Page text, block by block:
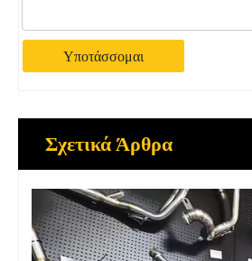
Υποτάσσομαι
Σχετικά Άρθρα